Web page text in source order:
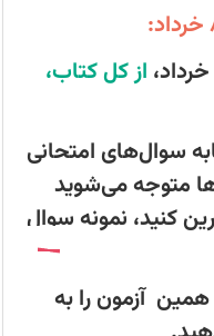
از کل کتاب،
سوال‌های امتحانی
متوجه می‌شوید
کنید، نمونه سوال
همین آزمون را به